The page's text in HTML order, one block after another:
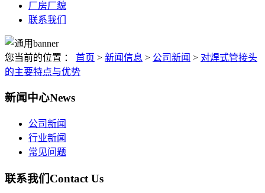
厂房厂貌
联系我们
您当前的位置 ： 首页 > 新闻信息 > 公司新闻 > 对焊式管接头
的主要特点与优势
新闻中心News
公司新闻
行业新闻
常见问题
联系我们Contact Us